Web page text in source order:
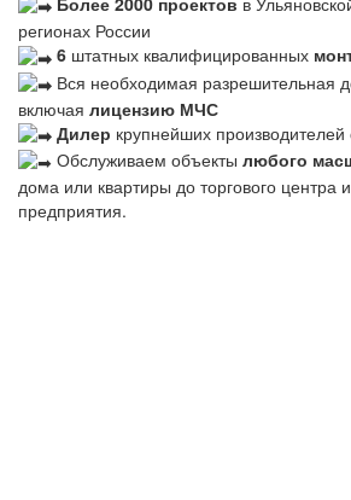
регионах России
6 штатных квалифицированных
Вся необходимая разрешительная
включая лицензию МЧС
Дилер крупнейших производителей
Обслуживаем объекты любого
дома или квартиры до торгового центра
предприятия.